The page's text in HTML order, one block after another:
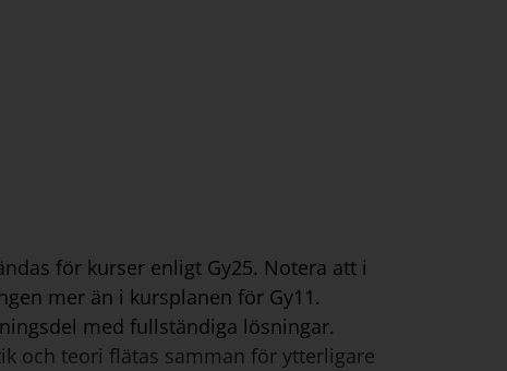
för kurser enligt Gy25. Notera att i
mer än i kursplanen för Gy11.
med fullständiga lösningar.
och teori flätas samman för ytterligare